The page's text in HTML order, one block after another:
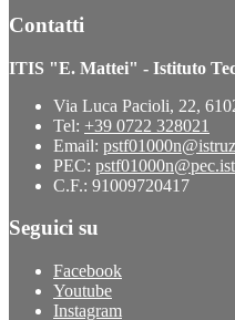
Contatti
ITIS "E. Mattei" - Istituto
Via Luca Pacioli, 22,
Tel: +39 0722 328021
Email:
PEC:
C.F.: 91009720417
Seguici su
Facebook
Youtube
Instagram